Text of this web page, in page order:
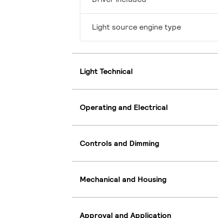
Light source engine type
Light Technical
Operating and Electrical
Controls and Dimming
Mechanical and Housing
Approval and Application